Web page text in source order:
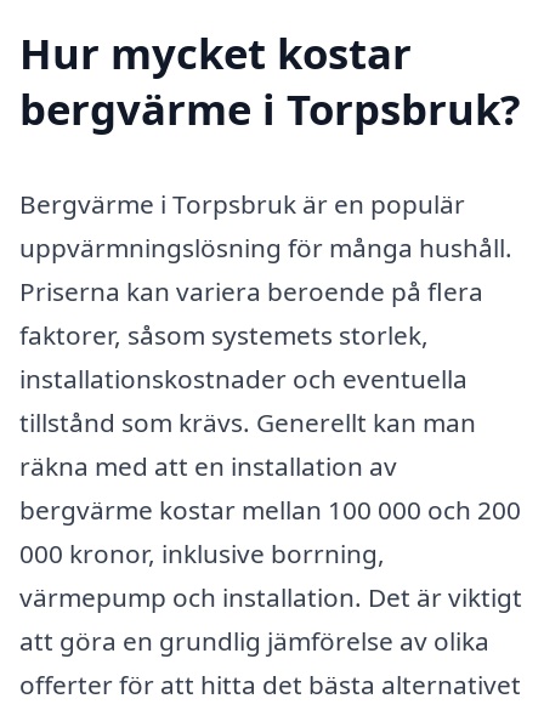
Hur mycket kostar
bergvärme i Torpsbruk?
Bergvärme i Torpsbruk är en populär
uppvärmningslösning för många hushåll.
Priserna kan variera beroende på flera
faktorer, såsom systemets storlek,
installationskostnader och eventuella
tillstånd som krävs. Generellt kan man
räkna med att en installation av
bergvärme kostar mellan 100 000 och 200
000 kronor, inklusive borrning,
värmepump och installation. Det är viktigt
att göra en grundlig jämförelse av olika
offerter för att hitta det bästa alternativet